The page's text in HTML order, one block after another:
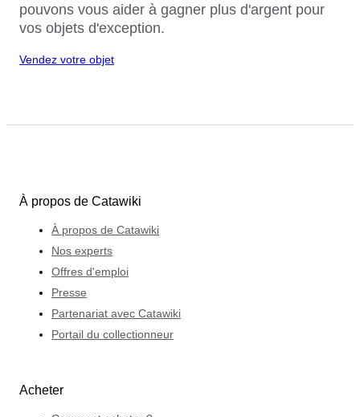
pouvons vous aider à gagner plus d'argent pour
vos objets d'exception.
Vendez votre objet
À propos de Catawiki
À propos de Catawiki
Nos experts
Offres d'emploi
Presse
Partenariat avec Catawiki
Portail du collectionneur
Acheter